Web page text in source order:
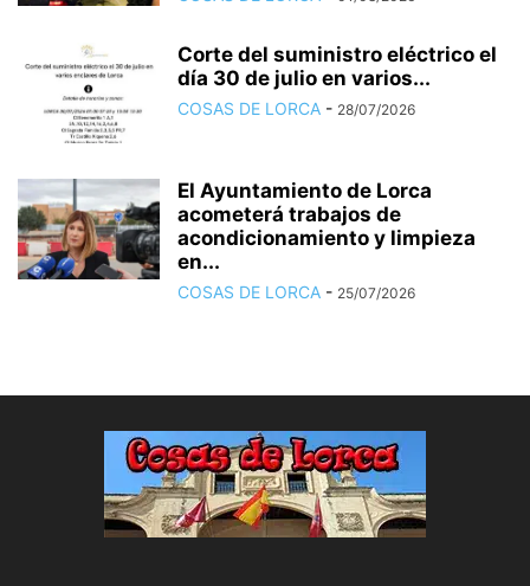
Corte del suministro eléctrico el
día 30 de julio en varios...
COSAS DE LORCA - 28/07/2026
El Ayuntamiento de Lorca
acometerá trabajos de
acondicionamiento y limpieza
en...
COSAS DE LORCA - 25/07/2026